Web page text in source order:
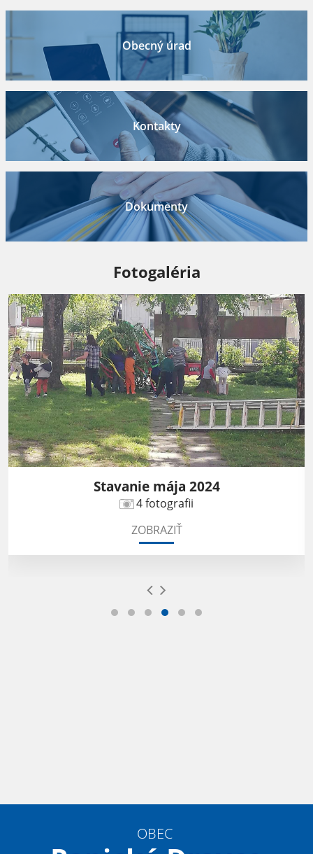
Obecný úrad
Kontakty
Dokumenty
Fotogaléria
Stavanie mája 2024
4 fotografii
ZOBRAZIŤ
OBEC